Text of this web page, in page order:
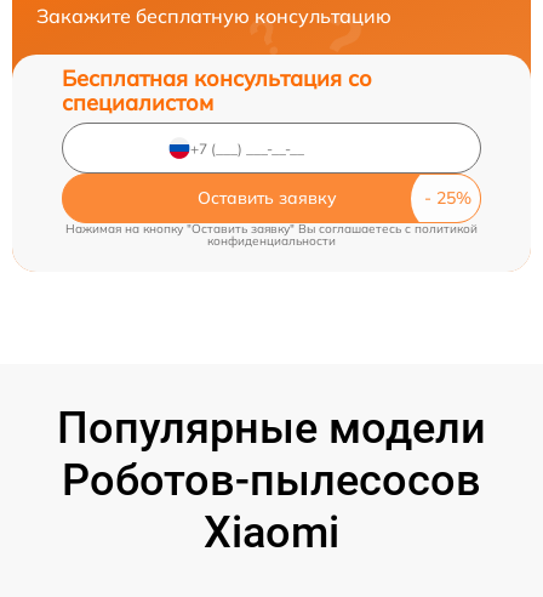
Закажите бесплатную консультацию
Бесплатная консультация со
специалистом
Оставить заявку
Нажимая на кнопку "Оставить заявку" Вы соглашаетесь cполитикой
конфиденциальности
Популярные модели
Роботов-пылесосов
Xiaomi